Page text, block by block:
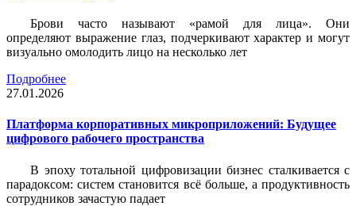
Брови часто называют «рамой для лица». Они
определяют выражение глаз, подчеркивают характер и могут
визуально омолодить лицо на несколько лет
Подробнее
27.01.2026
Платформа корпоративных микроприложений: Будущее
цифрового рабочего пространства
В эпоху тотальной цифровизации бизнес сталкивается с
парадоксом: систем становится всё больше, а продуктивность
сотрудников зачастую падает